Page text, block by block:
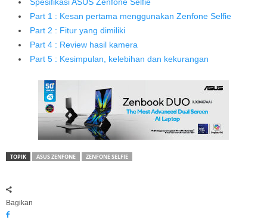
Spesifikasi ASUS Zenfone Selfie
Part 1 : Kesan pertama menggunakan Zenfone Selfie
Part 2 : Fitur yang dimiliki
Part 4 : Review hasil kamera
Part 5 : Kesimpulan, kelebihan dan kekurangan
TOPIK ASUS ZENFONE ZENFONE SELFIE
Bagikan